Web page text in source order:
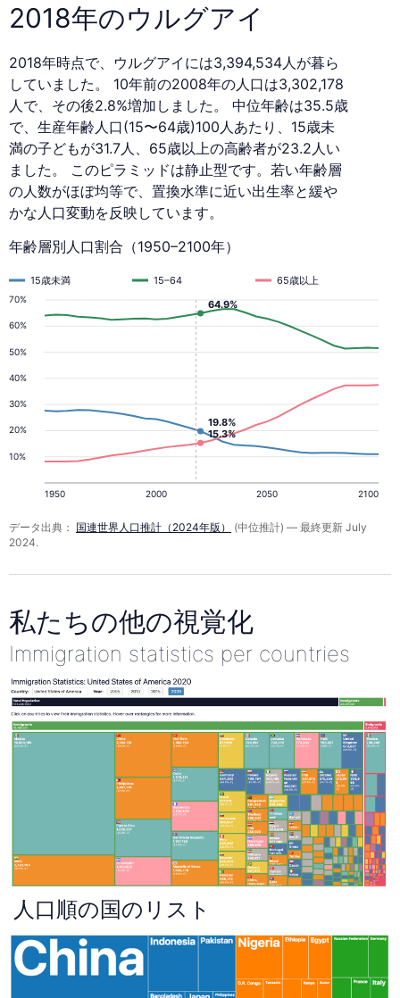
2018年のウルグアイ
2018年時点で、ウルグアイには3,394,534人が暮ら
していました。 10年前の2008年の人口は3,302,178
人で、その後2.8%増加しました。 中位年齢は35.5歳
で、生産年齢人口(15〜64歳)100人あたり、15歳未
満の子どもが31.7人、65歳以上の高齢者が23.2人い
ました。 このピラミッドは静止型です。若い年齢層
の人数がほぼ均等で、置換水準に近い出生率と緩や
かな人口変動を反映しています。
年齢層別人口割合（1950–2100年）
10%
20%
30%
40%
50%
60%
70%
1950 2000 2050 2100
15歳未満 15–64 65歳以上
19.8%
15.3%
64.9%
データ出典： 国連世界人口推計（2024年版）
(中位推計) — 最終更新 July
2024.
私たちの他の視覚化
Immigration statistics per countries
人口順の国のリスト